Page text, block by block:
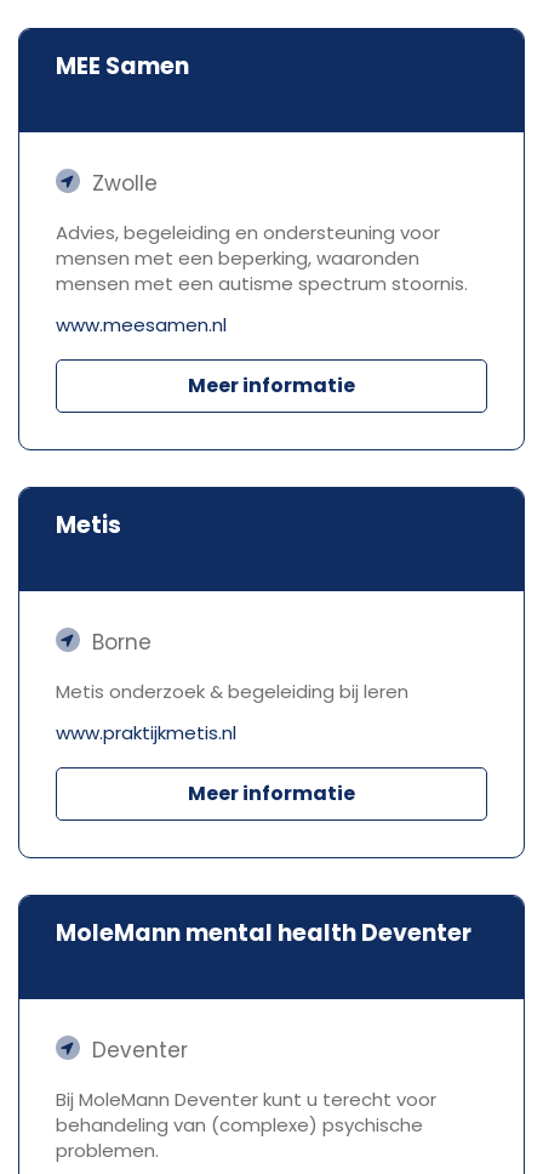
MEE Samen
Zwolle
Advies, begeleiding en ondersteuning voor
mensen met een beperking, waaronden
mensen met een autisme spectrum stoornis.
www.meesamen.nl
Meer informatie
Metis
Borne
Metis onderzoek & begeleiding bij leren
www.praktijkmetis.nl
Meer informatie
MoleMann mental health Deventer
Deventer
Bij MoleMann Deventer kunt u terecht voor
behandeling van (complexe) psychische
problemen.